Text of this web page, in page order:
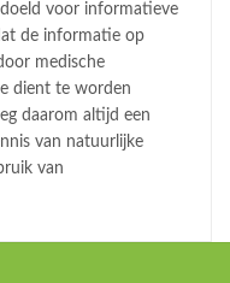
voor informatieve
de informatie op
medische
dient te worden
daarom altijd een
van natuurlijke
van